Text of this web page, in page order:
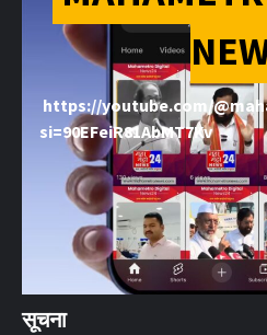
https://youtube.com/
si=90EFeiR81AbMT7Kv
सूचना